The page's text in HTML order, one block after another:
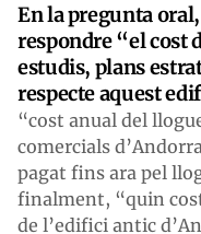
En lapregunta oral
respondre “el cost
estudis, plans
respecte aquest
“cost anual del
comercials
pagat fins ara pel
finalment, “quin
de l’edifici antic